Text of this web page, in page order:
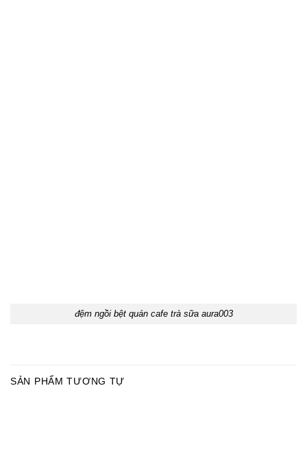
đệm ngồi bệt quán cafe trà sữa aura003
SẢN PHẨM TƯƠNG TỰ